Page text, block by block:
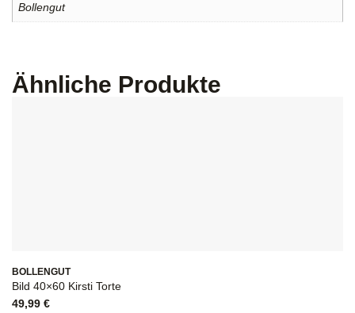
Bollengut
Ähnliche Produkte
BOLLENGUT
Bild 40×60 Kirsti Torte
49,99 €